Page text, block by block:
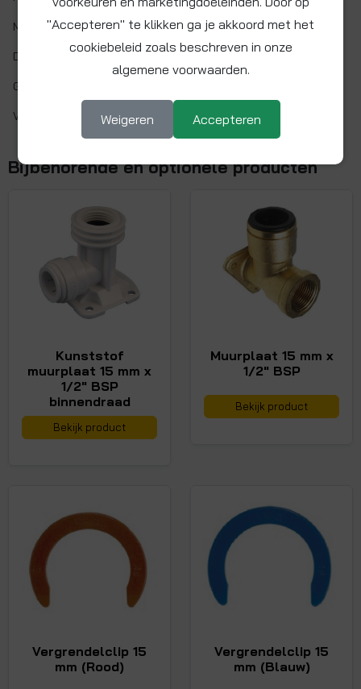
Max. werkdruk: 12 bar bij 20°C
Drinkwaterkeur: KIWA
Gaskeur:
VPE doos:
Bijbehorende en optionele producten
Kunststof
muurplaat 15 mm x
1/2" BSP
binnendraad
Bekijk product
Muurplaat 15 mm x
1/2" BSP
Bekijk product
Vergrendelclip 15
mm (Rood)
Vergrendelclip 15
mm (Blauw)
"Accepteren" te klikken ga je akkoord met het
cookiebeleid zoals beschreven in onze
algemene voorwaarden.
Weigeren Accepteren